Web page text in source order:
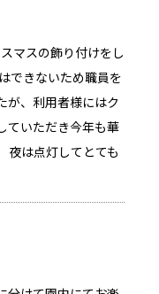
マスの飾り付けをし
できないため職員を
が、利用者様にはク
ていただき今年も華
夜は点灯してとても